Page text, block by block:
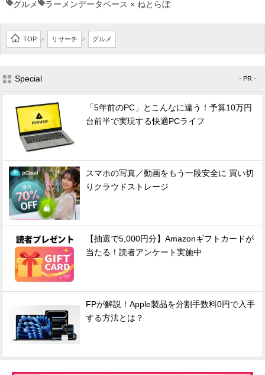
グルメ ラーメンデータベース × ねとらぼ
TOP > リサーチ > グルメ
Special - PR -
「5年前のPC」とこんなに違う！予算10万円
台前半で実現する快適PCライフ
スマホの写真／動画をもう一段安全に 買い切
りクラウドストレージ
【抽選で5,000円分】Amazonギフトカードが
当たる！読者アンケート実施中
FPが解説！Apple製品を分割手数料0円で入手
する方法とは？